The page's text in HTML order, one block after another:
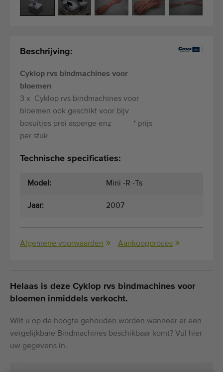
Beschrijving:
Cyklop rvs bindmachines voor
bloemen
3 x Cyklop rvs bindmachines voor
bloemen ook geschikt voor bijv
bosuitjes prei asperge enz * prijs
per stuk
Technische specificaties:
Model: Mini -R -Ts
Jaar: 2007
Algemene voorwaarden Aankoopproces
Helaas is deze Cyklop rvs bindmachines voor
bloemen inmiddels verkocht.
Wilt u op de hoogte gehouden worden wanneer er een
vergelijkbare Bindmachines beschikbaar komt? Vul hier
uw gegevens in.